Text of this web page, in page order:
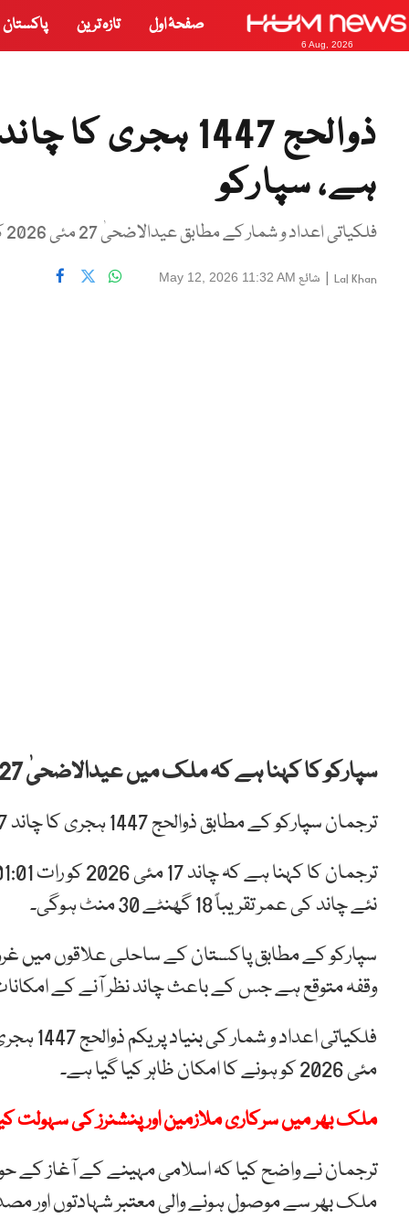
6 Aug, 2026
صفحۂ اول تازہ ترین پاکستان
ہے، سپارکو
فلکیاتی اعداد و شمار کے مطابق عیدالاضحیٰ 27 مئی 2026 کو ہونے کا امکان ہے
Lal Khan
| شائع May 12, 2026 11:32 AM
سپارکو کا کہنا ہے کہ ملک میں عیدالاضحیٰ 27 مئی کو ہونے کا امکان ہے۔
ترجمان سپارکو کے مطابق ذوالحج 1447 ہجری کا چاند 17 مئی 2026 کی شام نظر آنے کے امکانات روشن ہیں۔
نئے چاند کی عمر تقریباً 18 گھنٹے 30 منٹ ہوگی۔
وقفہ متوقع ہے جس کے باعث چاند نظر آنے کے
مئی 2026 کو ہونے کا امکان ظاہر کیا گیا ہے۔
ملک بھر میں سرکاری ملازمین اور پنشنرز کی
ترجمان نے واضح کیا کہ اسلامی مہینے کے آغاز
ملک بھر سے موصول ہونے والی معتبر شہادتوں اور